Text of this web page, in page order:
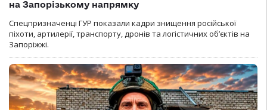
на Запорізькому напрямку
Спецпризначенці ГУР показали кадри знищення російської
піхоти, артилерії, транспорту, дронів та логістичних об’єктів на
Запоріжжі.